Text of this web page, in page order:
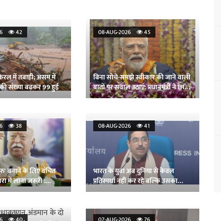
42
में तबाही; असम में
संख्या बढ़कर 99 हुई
08-AUG-2026 45
बिना सोचे-समझे स्वीकार की जाने वाली
बातों पर सवाल उठाएं: प्रधानमंत्री ने छात्रों
से कहा
38
बनाने के लिए वंचित
में लाना जरूरी :
08-AUG-2026 41
भारत के युवा अब दुनिया से केवल
प्रतिस्पर्धा नहीं कर रहे बल्कि उसका
नेतृत्व कर रहे : जोशी